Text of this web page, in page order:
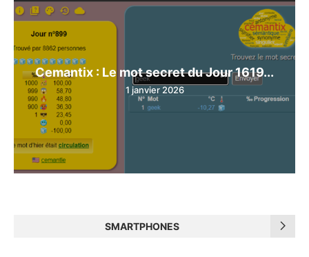
Cemantix : Le mot secret du Jour 1619...
1 janvier 2026
SMARTPHONES